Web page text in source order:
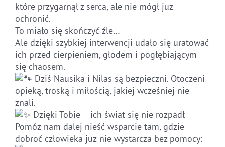
które przygarnął z serca, ale nie mógł już
ochronić.
To miało się skończyć źle…
Ale dzięki szybkiej interwencji udało się uratować
ich przed cierpieniem, głodem i pogłębiającym
się chaosem.
Dziś Nausika i Nilas są bezpieczni. Otoczeni
opieką, troską i miłością, jakiej wcześniej nie
znali.
Dzięki Tobie – ich świat się nie rozpadł
Pomóż nam dalej nieść wsparcie tam, gdzie
dobroć człowieka już nie wystarcza bez pomocy: